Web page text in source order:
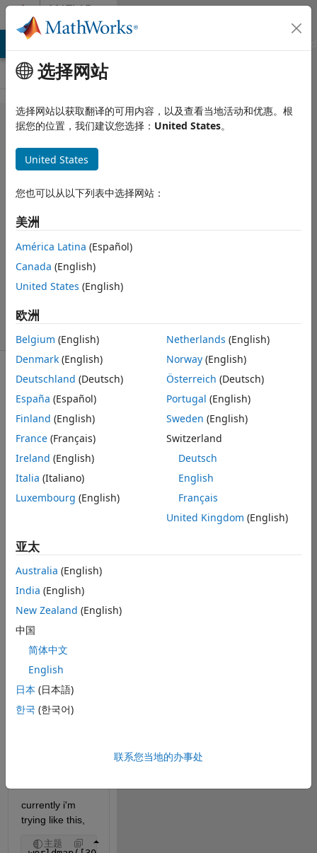
跳到内容 MATLAB
Answers
MATLAB Answers
How to
display
map
rectangle
view?
Hiten Xpertlab
2021 7 19
1 个回答
19
Hello,
I want to
display my
rectengle view
worldmap
But it display
like this,
But i want like
this,
i don't want
currently i'm
trying like this,
主题
选择网站
选择网站以获取翻译的可用内容，以及查看当地活动和优惠。根
据您的位置，我们建议您选择： United States。
United States
您也可以从以下列表中选择网站：
美洲
América Latina (Español)
Canada (English)
United States (English)
欧洲
Belgium (English)
Denmark (English)
Deutschland (Deutsch)
España (Español)
Finland (English)
France (Français)
Ireland (English)
Italia (Italiano)
Luxembourg (English)
Netherlands (English)
Norway(English)
Österreich (Deutsch)
Portugal (English)
Sweden (English)
Switzerland
Deutsch
English
Français
United Kingdom (English)
亚太
Australia (English)
India (English)
New Zealand (English)
中国
简体中文
English
日本 (日本語)
한국 (한국어)
联系您当地的办事处